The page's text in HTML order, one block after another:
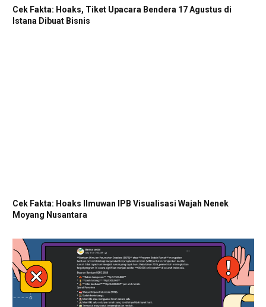
Cek Fakta: Hoaks, Tiket Upacara Bendera 17 Agustus di
Istana Dibuat Bisnis
Cek Fakta: Hoaks Ilmuwan IPB Visualisasi Wajah Nenek
Moyang Nusantara